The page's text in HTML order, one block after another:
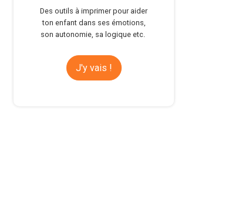
Des outils à imprimer pour aider
ton enfant dans ses émotions,
son autonomie, sa logique etc.
J'y vais !